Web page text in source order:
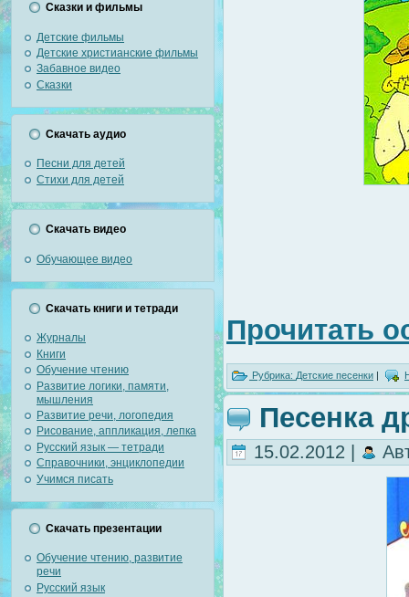
Сказки и фильмы
Детские фильмы
Детские христианские фильмы
Забавное видео
Сказки
Скачать аудио
Песни для детей
Стихи для детей
Скачать видео
Обучающее видео
Скачать книги и тетради
Журналы
Книги
Обучение чтению
Развитие логики, памяти,
мышления
Развитие речи, логопедия
Рисование, аппликация, лепка
Русский язык — тетради
Справочники, энциклопедии
Учимся писать
Скачать презентации
Обучение чтению, развитие
речи
Русский язык
Прочитать
Рубрика: Детские песенки |
Песенка
15.02.2012 |